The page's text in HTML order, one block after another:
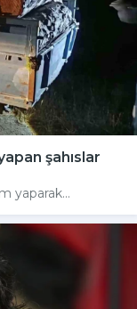
şahıslar
yaparak...